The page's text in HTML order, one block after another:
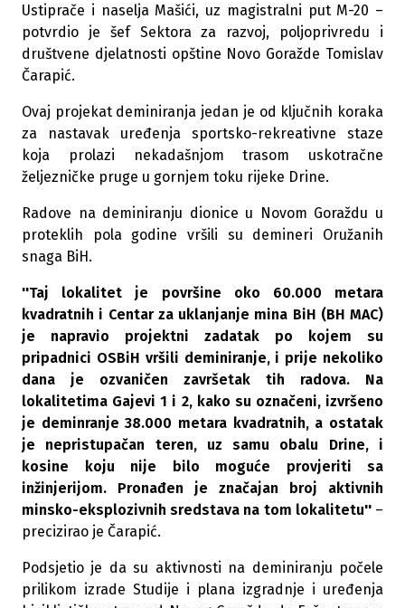
Ustiprače i naselja Mašići, uz magistralni put M-20 –
potvrdio je šef Sektora za razvoj, poljoprivredu i
društvene djelatnosti opštine Novo Goražde Tomislav
Čarapić.
Ovaj projekat deminiranja jedan je od ključnih koraka
za nastavak uređenja sportsko-rekreativne staze
koja prolazi nekadašnjom trasom uskotračne
željezničke pruge u gornjem toku rijeke Drine.
Radove na deminiranju dionice u Novom Goraždu u
proteklih pola godine vršili su demineri Oružanih
snaga BiH.
''Taj lokalitet je površine oko 60.000 metara
kvadratnih i Centar za uklanjanje mina BiH (BH MAC)
je napravio projektni zadatak po kojem su
pripadnici OSBiH vršili deminiranje, i prije nekoliko
dana je ozvaničen završetak tih radova. Na
lokalitetima Gajevi 1 i 2, kako su označeni, izvršeno
je deminranje 38.000 metara kvadratnih, a ostatak
je nepristupačan teren, uz samu obalu Drine, i
kosine koju nije bilo moguće provjeriti sa
inžinjerijom. Pronađen je značajan broj aktivnih
minsko-eksplozivnih sredstava na tom lokalitetu''–
precizirao je Čarapić.
Podsjetio je da su aktivnosti na deminiranju počele
prilikom izrade Studije i plana izgradnje i uređenja